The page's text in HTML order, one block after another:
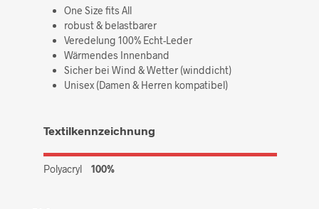
One Size fits All
robust & belastbarer
Veredelung 100% Echt-Leder
Wärmendes Innenband
Sicher bei Wind & Wetter (winddicht)
Unisex (Damen & Herren kompatibel)
Textilkennzeichnung
Polyacryl 100%